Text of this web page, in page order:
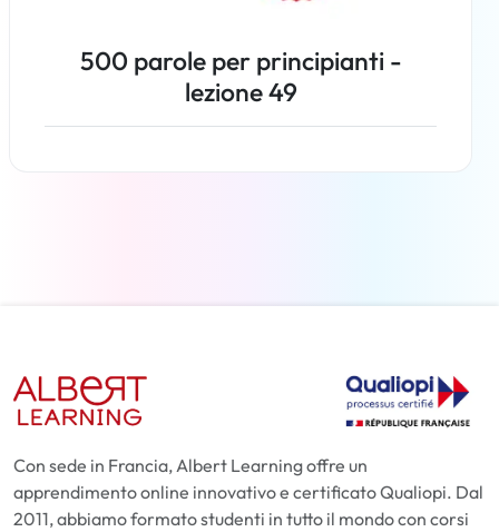
500 parole per principianti -
lezione 49
Con sede in Francia, Albert Learning offre un
apprendimento online innovativo e certificato Qualiopi. Dal
2011, abbiamo formato studenti in tutto il mondo con corsi